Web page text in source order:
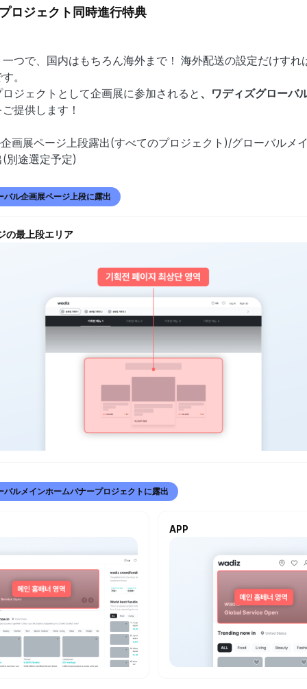
ロジェクト同時進行特典
つで、国内はもちろん海外まで！ 海外配送の設定だけすれ
。
ジェクトとして企画展に参加されると 、ワディズグローバ
提供します！
画展ページ上段露出(すべてのプロジェクト)/グローバルメ
別途選定予定)
バル企画展ページ上段に露出
の最上段エリア
バルメインホームバナープロジェクトに露出
APP